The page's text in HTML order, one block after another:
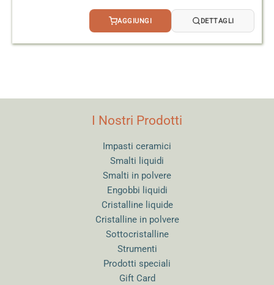
AGGIUNGI DETTAGLI
I Nostri Prodotti
Impasti ceramici
Smalti liquidi
Smalti in polvere
Engobbi liquidi
Cristalline liquide
Cristalline in polvere
Sottocristalline
Strumenti
Prodotti speciali
Gift Card